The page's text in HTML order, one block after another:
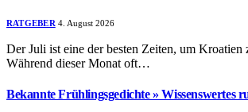
RATGEBER 4. August 2026
Der Juli ist eine der besten Zeiten, um Kroatien
Während dieser Monat oft…
Bekannte Frühlingsgedichte » Wissenswertes